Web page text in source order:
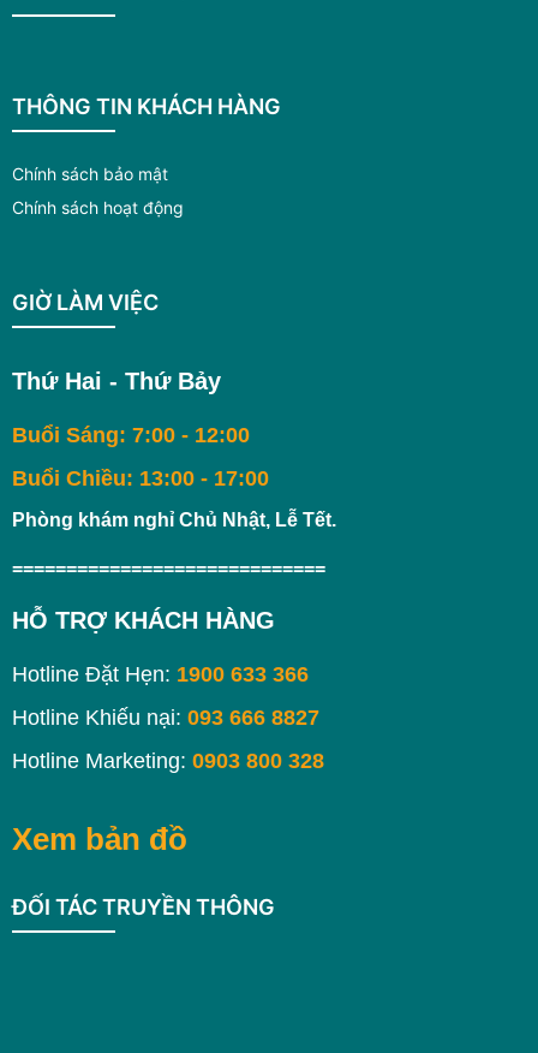
THÔNG TIN KHÁCH HÀNG
Chính sách bảo mật
Chính sách hoạt động
GIỜ LÀM VIỆC
Thứ Hai - Thứ Bảy
Buổi Sáng: 7:00 - 12:00
Buổi Chiều: 13:00 - 17:00
Phòng khám nghỉ Chủ Nhật, Lễ Tết.
=============================
HỖ TRỢ KHÁCH HÀNG
Hotline Đặt Hẹn: 1900 633 366
Hotline Khiếu nại: 093 666 8827
Hotline Marketing: 0903 800 328
Xem bản đồ
ĐỐI TÁC TRUYỀN THÔNG